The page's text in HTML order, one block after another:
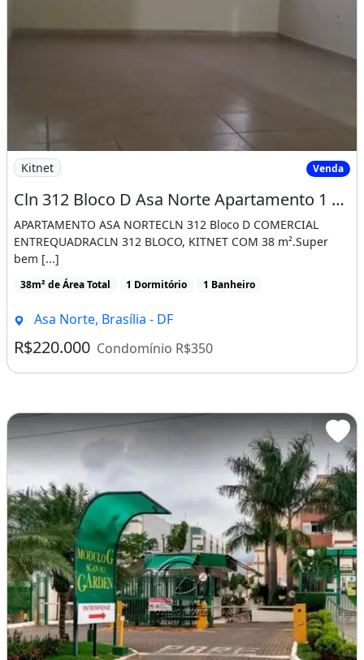
Imagem: Cln 312 Bloco D Asa Norte Apartamento 1
Kitnet Venda
Cln 312 Bloco D Asa Norte Apartamento 1 Quarto 38 M²
APARTAMENTO ASA NORTECLN 312 Bloco D COMERCIAL
ENTREQUADRACLN 312 BLOCO, KITNET COM 38 m².Super
bem [...]
38m² de Área Total 1 Dormitório 1 Banheiro
Asa Norte, Brasília - DF
R$220.000 Condomínio R$350